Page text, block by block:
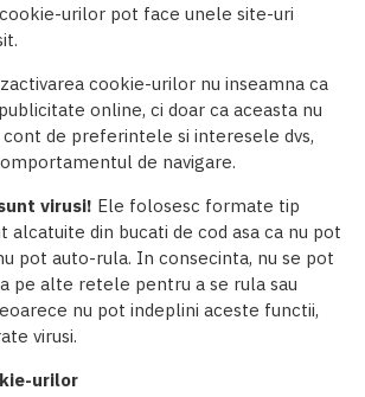
urilor pot face unele site-uri
cookie-urilor nu inseamna ca
online, ci doar ca aceasta nu
de preferintele si interesele dvs,
de navigare.
virusi! Ele folosesc formate tip
alcatuite din bucati de cod asa ca nu pot
pot auto-rula. In consecinta, nu se pot
pe alte retele pentru a se rula sau
nu pot indeplini aceste functii,
virusi.
urilor